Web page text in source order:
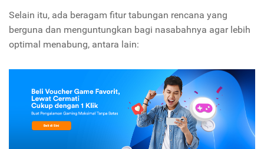
Selain itu, ada beragam fitur tabungan rencana yang
berguna dan menguntungkan bagi nasabahnya agar lebih
optimal menabung, antara lain: